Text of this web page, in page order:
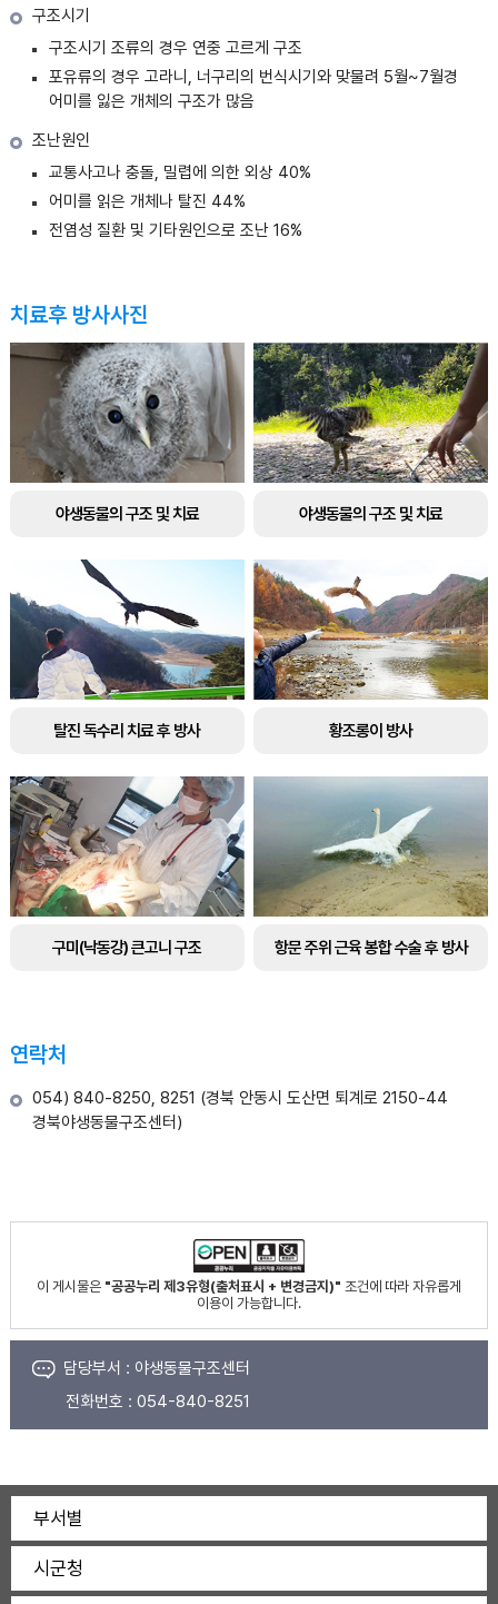
구조시기
구조시기 조류의 경우 연중 고르게 구조
포유류의 경우 고라니, 너구리의 번식시기와 맞물려 5월~7월경
어미를 잃은 개체의 구조가 많음
조난원인
교통사고나 충돌, 밀렵에 의한 외상 40%
어미를 읽은 개체나 탈진 44%
전염성 질환 및 기타원인으로 조난 16%
치료후 방사사진
야생동물의 구조 및 치료 야생동물의 구조 및 치료
탈진 독수리 치료 후 방사 황조롱이 방사
구미(낙동강) 큰고니 구조 항문 주위 근육 봉합 수술 후 방사
연락처
054) 840-8250, 8251 (경북 안동시 도산면 퇴계로 2150-44
경북야생동물구조센터)
이 게시물은 "공공누리 제3유형(출처표시 + 변경금지)" 조건에 따라 자유롭게
이용이 가능합니다.
담당부서 : 야생동물구조센터
전화번호 : 054-840-8251
부서별
시군청